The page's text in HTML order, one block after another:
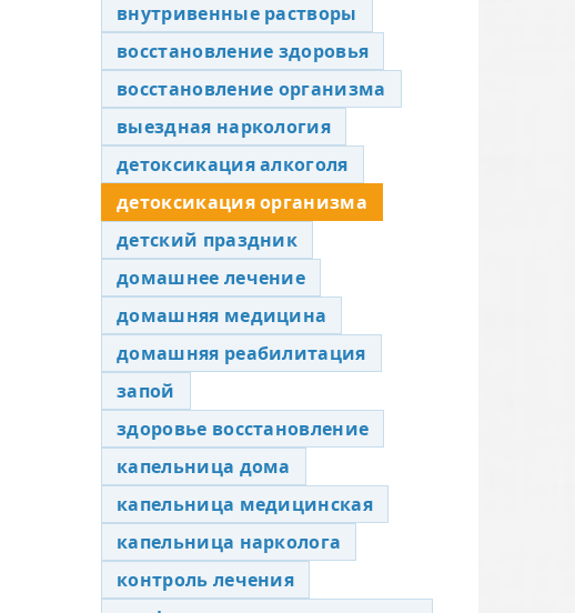
внутривенные растворы
восстановление здоровья
восстановление организма
выездная наркология
детоксикация алкоголя
детоксикация организма
детский праздник
домашнее лечение
домашняя медицина
домашняя реабилитация
запой
здоровье восстановление
капельница дома
капельница медицинская
капельница нарколога
контроль лечения